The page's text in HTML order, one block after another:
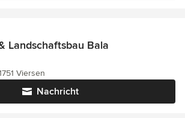
Landschaftsbau Bala
Nachricht
Viersen